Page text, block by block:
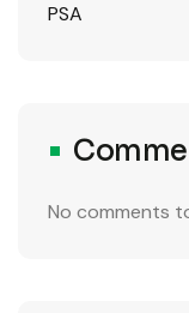
PSA
No comments